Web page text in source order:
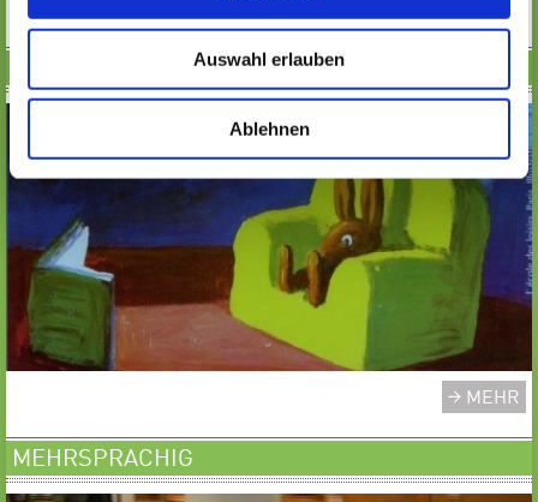
Auswahl erlauben
Ablehnen
MEHR
BILDERBUCHKINO
MEHR
MEHRSPRACHIG